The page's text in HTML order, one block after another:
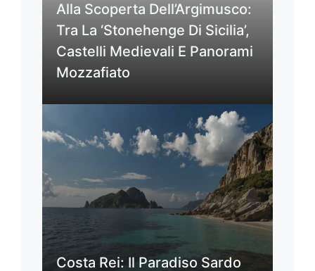
Alla Scoperta Dell’Argimusco:
Tra La ‘Stonehenge Di Sicilia’,
Castelli Medievali E Panorami
Mozzafiato
Costa Rei: Il Paradiso Sardo